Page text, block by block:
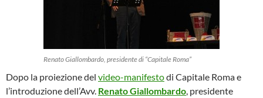
Renato Giallombardo, presidente di “Capitale Roma”
Dopo la proiezione del video-manifestodi Capitale Roma e
l’introduzione dell’Avv. Renato Giallombardo , presidente